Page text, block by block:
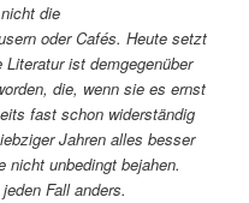
die
oder Cafés. Heute setzt
ist demgegenüber
die, wenn sie es ernst
fast schon widerständig
Jahren alles besser
nicht unbedingt bejahen.
Fall anders.